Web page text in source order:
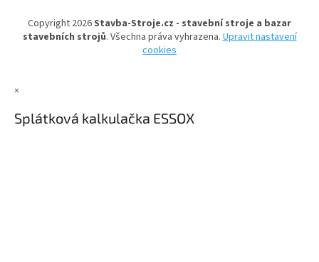
Copyright 2026Stavba-Stroje.cz - stavební stroje a bazar
stavebních strojů. Všechna práva vyhrazena.Upravit nastavení
cookies
×
Splátková kalkulačka ESSOX